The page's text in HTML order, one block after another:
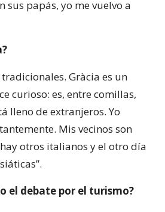
curioso: es, entre comillas,
lleno de extranjeros. Yo
Mis vecinos son
otros italianos y el otro día
el debate por el turismo?
tiene esta sensación de ‘basta
los están echando de sus
carísimo y los locales de
para turistas. Es muy loco.
a la Sagrada Família y le decía